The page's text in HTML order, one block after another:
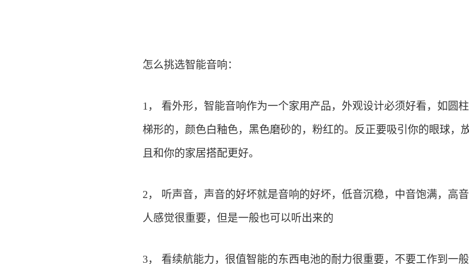
怎么挑选智能音响：
1， 看外形，智能音响作为一个家用产品，外观设计必须好看，如圆柱
梯形的，颜色白釉色，黑色磨砂的，粉红的。反正要吸引你的眼球，
且和你的家居搭配更好。
2， 听声音，声音的好坏就是音响的好坏，低音沉稳，中音饱满，高
人感觉很重要，但是一般也可以听出来的
3， 看续航能力，很值智能的东西电池的耐力很重要，不要工作到一般